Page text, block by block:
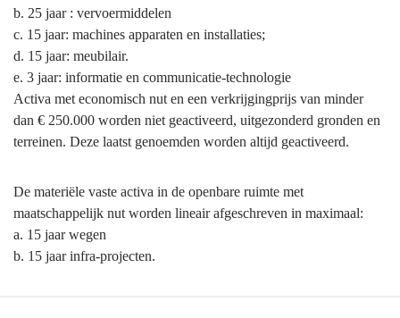
jaarstukken
Afschrijvingsbeleid
b. 25 jaar : vervoermiddelen
c. 15 jaar: machines apparaten en installaties;
d. 15 jaar: meubilair.
e. 3 jaar: informatie en communicatie-technologie
Activa met economisch nut en een verkrijgingprijs van minder
dan € 250.000 worden niet geactiveerd, uitgezonderd gronden en
terreinen. Deze laatst genoemden worden altijd geactiveerd.
De materiële vaste activa in de openbare ruimte met
maatschappelijk nut worden lineair afgeschreven in maximaal:
a. 15 jaar wegen
b. 15 jaar infra-projecten.